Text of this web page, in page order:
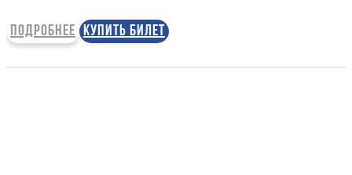
ПОДРОБНЕЕ КУПИТЬ БИЛЕТ